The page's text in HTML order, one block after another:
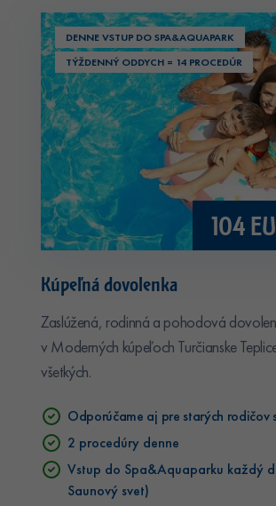
DENNE VSTUP DO SPA&AQUAPARK
TÝŽDENNÝ ODDYCH = 14 PROCEDÚR
104
Kúpeľná dovolenka
Zaslúžená, rodinná a pohodová
v Moderných kúpeľoch Turčianske
všetkých.
Odporúčame aj pre starých rodičov
2 procedúry denne
Vstup do Spa&Aquaparku každý
Saunový svet)